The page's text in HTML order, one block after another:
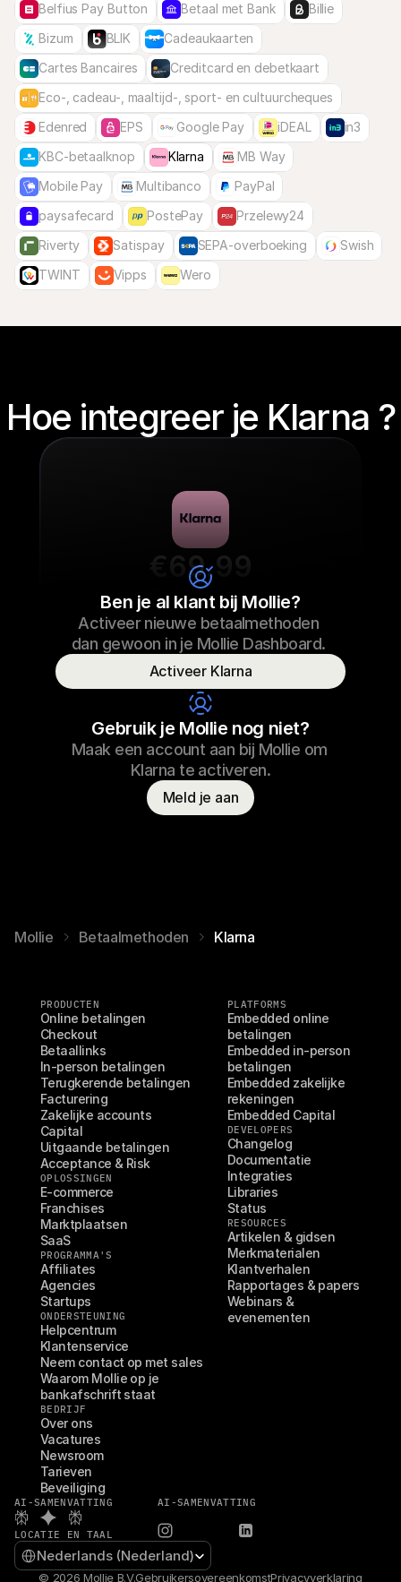
Belfius Pay Button
Betaal met Bank
Billie
Bizum
BLIK
Cadeaukaarten
Cartes Bancaires
Creditcard en debetkaart
Eco-, cadeau-, maaltijd-, sport- en cultuurcheques
Edenred
EPS Google Pay iDEAL
in3
KBC-betaalknop
Klarna
MB Way
Mobile Pay
Multibanco
PayPal
paysafecard
PostePay
Przelewy24
Riverty
Satispay SEPA-overboeking
Swish
TWINT
Vipps Wero
Hoe integreer je Klarna ?
€69.99
Sneaker laces
Sneaker laces
23/09/2022 17:29 €69.99
Paid
Ben je al klant bij Mollie?
Activeer nieuwe betaalmethoden
Activeer Klarna
Gebruik je Mollie nog niet?
Maak een account aan bij Mollie om
Klarna te activeren.
Meld je aan
Mollie Betaalmethoden Klarna
PRODUCTEN
Online betalingen
Checkout
Betaallinks
In-person betalingen
Terugkerende betalingen
Facturering
Zakelijke accounts
Capital
Uitgaande betalingen
Acceptance & Risk
OPLOSSINGEN
E-commerce
Franchises
Marktplaatsen
SaaS
PROGRAMMA'S
Affiliates
Agencies
Startups
ONDERSTEUNING
Helpcentrum
Klantenservice
Neem contact op met sales
Waarom Mollie op je
bankafschrift staat
BEDRIJF
Over ons
Vacatures
Newsroom
Tarieven
Beveiliging
PLATFORMS
Embedded online
betalingen
Embedded in-person
betalingen
Embedded zakelijke
rekeningen
Embedded Capital
DEVELOPERS
Changelog
Documentatie
Integraties
Libraries
Status
RESOURCES
Artikelen & gidsen
Merkmaterialen
Klantverhalen
Rapportages & papers
Webinars &
evenementen
AI-SAMENVATTING AI-SAMENVATTING
LOCATIE EN TAAL
Select Language
Nederlands (Nederland)
© 2026 Mollie B.V.GebruikersovereenkomstPrivacyverklaring